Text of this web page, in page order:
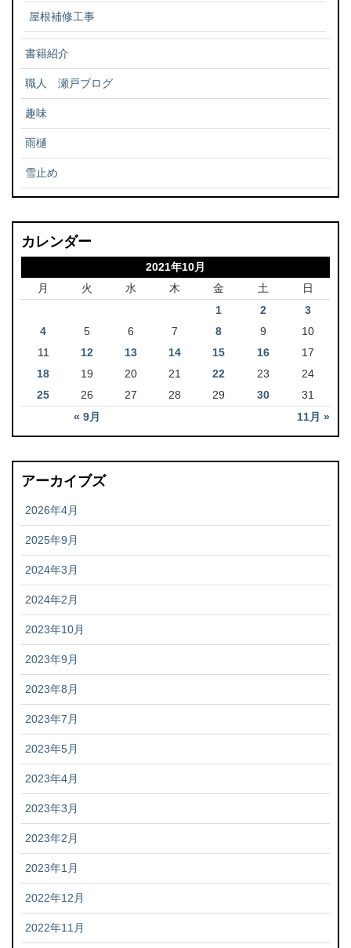
屋根補修工事
書籍紹介
職人 瀬戸ブログ
趣味
雨樋
雪止め
カレンダー
2021年10月
月
火 水 木 金 土 日
« 9月 11月 »
1 2
3
4
5 6 7 8 9
10
11
12 13 14 15 16
17
18
19 20 21 22 23
24
25
26 27 28 29 30 31
アーカイブズ
2026年4月
2025年9月
2024年3月
2024年2月
2023年10月
2023年9月
2023年8月
2023年7月
2023年5月
2023年4月
2023年3月
2023年2月
2023年1月
2022年12月
2022年11月